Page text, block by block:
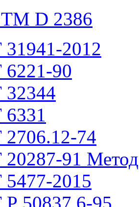
D 2386
2012
90
74
91
2015